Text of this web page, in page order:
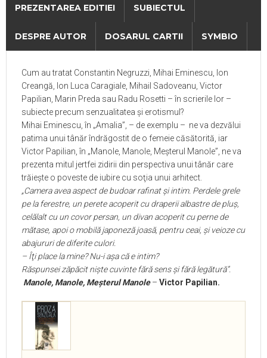
PREZENTAREA EDITIEI SUBIECTUL
DESPRE AUTOR DOSARUL CARTII SYMBIO
Cum au tratat Constantin Negruzzi, Mihai Eminescu, Ion
Creangă, Ion Luca Caragiale, Mihail Sadoveanu, Victor
Papilian, Marin Preda sau Radu Rosetti – în scrierile lor –
subiecte precum senzualitatea și erotismul?
Mihai Eminescu, în „Amalia”, – de exemplu – ne va dezvălui
patima unui tânăr îndrăgostit de o femeie căsătorită, iar
Victor Papilian, în „Manole, Manole, Meșterul Manole”, ne va
prezenta mitul jertfei zidirii din perspectiva unui tânăr care
trăiește o poveste de iubire cu soţia unui arhitect.
„Camera avea aspect de budoar rafinat și intim. Perdele grele
pe la ferestre, un perete acoperit cu draperii albastre de pluș,
celălalt cu un covor persan, un divan acoperit cu perne de
mătase, apoi o mobilă japoneză joasă, pentru ceai, și veioze cu
abajururi de diferite culori.
– Îţi place la mine? Nu-i așa că e intim?
Răspunsei zăpăcit niște cuvinte fără sens și fără legătură”.
Manole, Manole, Meșterul Manole– Victor Papilian.